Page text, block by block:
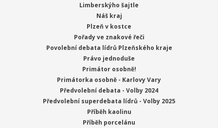
Limberskýho šajtle
Náš kraj
Plzeň v kostce
Pořady ve znakové řeči
Povolební debata lídrů Plzeňského kraje
Právo jednoduše
Primátor osobně!
Primátorka osobně - Karlovy Vary
Předvolební debata - Volby 2024
Předvolební superdebata lídrů - Volby 2025
Příběh kaolinu
Příběh porcelánu